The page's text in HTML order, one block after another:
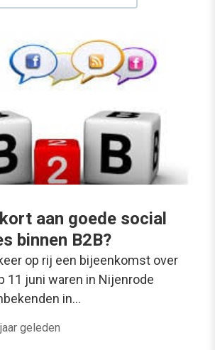
aan goede social
binnen B2B?
op rij een bijeenkomst over
11 juni waren in Nijenrode
in…
geleden